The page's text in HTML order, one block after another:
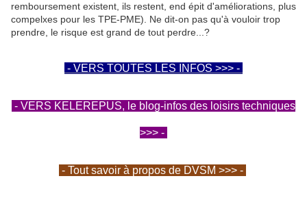
remboursement existent, ils restent, end épit d'améliorations, plus
compelxes pour les TPE-PME). Ne dit-on pas qu'à vouloir trop
prendre, le risque est grand de tout perdre...?
- VERS TOUTES LES INFOS >>> -
- VERS KELEREPUS, le blog-infos des loisirs techniques
>>> -
- Tout savoir à propos de DVSM >>> -